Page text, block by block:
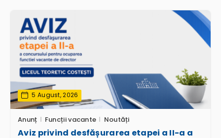
5 August, 2026
Anunț Funcții vacante Noutăți
Aviz privind desfășurarea etapei a II-a a